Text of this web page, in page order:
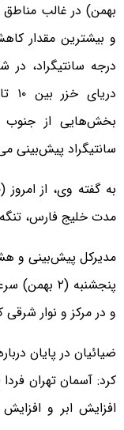
بهمن) در غالب
درجه سانتیگراد، در
سانتیگراد پیش‌بینی
مدت خلیج فارس،
مدیرکل پیش‌بینی و
پنجشنبه (۲
و در مرکز و نوار
ضیائیان در پایان
افزایش ابر و